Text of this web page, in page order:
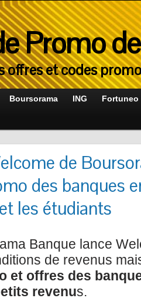
Promo
offres et codes
Boursorama ING Fortuneo
de
des banques
les étudiants
Banque lance
de revenus
et offres des
revenus.